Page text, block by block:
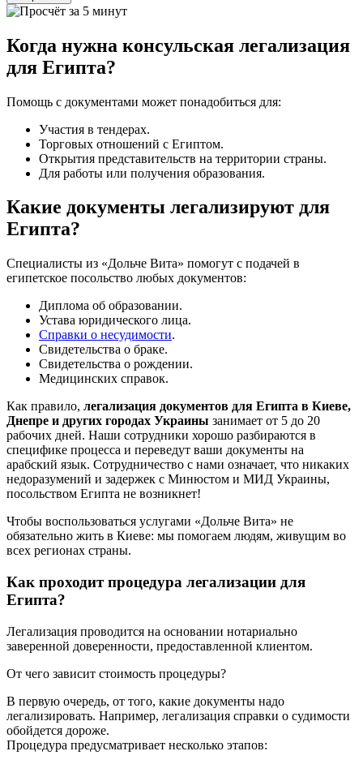
Когда нужна консульская легализация
для Египта?
Помощь с документами может понадобиться для:
Участия в тендерах.
Торговых отношений с Египтом.
Открытия представительств на территории страны.
Для работы или получения образования.
Какие документы легализируют для
Египта?
Специалисты из «Дольче Вита» помогут с подачей в
египетское посольство любых документов:
Диплома об образовании.
Устава юридического лица.
Справки о несудимости.
Свидетельства о браке.
Свидетельства о рождении.
Медицинских справок.
Как правило, легализация документов для Египта в Киеве,
Днепре и других городах Украины занимает от 5 до 20
рабочих дней. Наши сотрудники хорошо разбираются в
специфике процесса и переведут ваши документы на
арабский язык. Сотрудничество с нами означает, что никаких
недоразумений и задержек с Минюстом и МИД Украины,
посольством Египта не возникнет!
Чтобы воспользоваться услугами «Дольче Вита» не
обязательно жить в Киеве: мы помогаем людям, живущим во
всех регионах страны.
Как проходит процедура легализации для
Египта?
Легализация проводится на основании нотариально
заверенной доверенности, предоставленной клиентом.
От чего зависит стоимость процедуры?
В первую очередь, от того, какие документы надо
легализировать. Например, легализация справки о судимости
обойдется дороже.
Процедура предусматривает несколько этапов: